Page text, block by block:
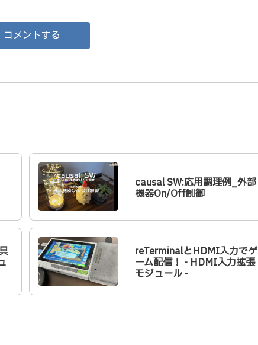
コメントする
causal SW:応用調理例_外部
機器On/Off制御
reTerminalとHDMI入力でゲ
ーム配信！ - HDMI入力拡張
モジュール -